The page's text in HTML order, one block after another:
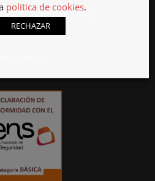
Locksmith Cercasa
24 hours
política de cookies.
RECHAZAR